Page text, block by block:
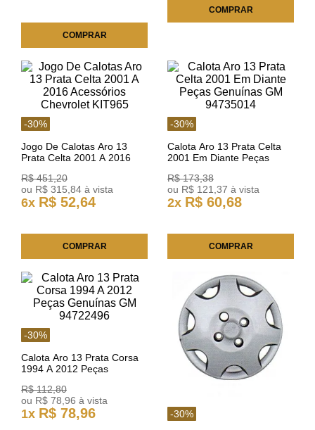
COMPRAR
COMPRAR
-30%
Jogo De Calotas Aro 13
Prata Celta 2001 A 2016
KIT965
R$ 451,20
ou R$ 315,84 à vista
6x R$ 52,64
COMPRAR
-30%
Calota Aro 13 Prata Celta
2001 Em Diante Peças
R$ 173,38
ou R$ 121,37 à vista
2x R$ 60,68
COMPRAR
-30%
Calota Aro 13 Prata Corsa
1994 A 2012 Peças
R$ 112,80
ou R$ 78,96 à vista
1x R$ 78,96 -30%